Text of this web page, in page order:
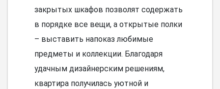
закрытых шкафов позволят содержать
в порядке все вещи, а открытые полки
– выставить напоказ любимые
предметы и коллекции. Благодаря
удачным дизайнерским решениям,
квартира получилась уютной и